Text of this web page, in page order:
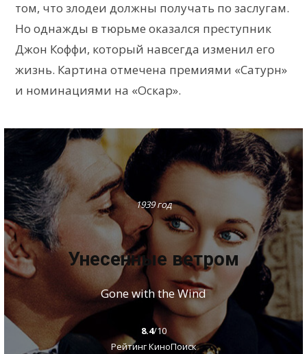
том, что злодеи должны получать по заслугам.
Но однажды в тюрьме оказался преступник
Джон Коффи, который навсегда изменил его
жизнь. Картина отмечена премиями «Сатурн»
и номинациями на «Оскар».
1939 год
Унесенные ветром
Gone with the Wind
8.4/10
Рейтинг КиноПоиск